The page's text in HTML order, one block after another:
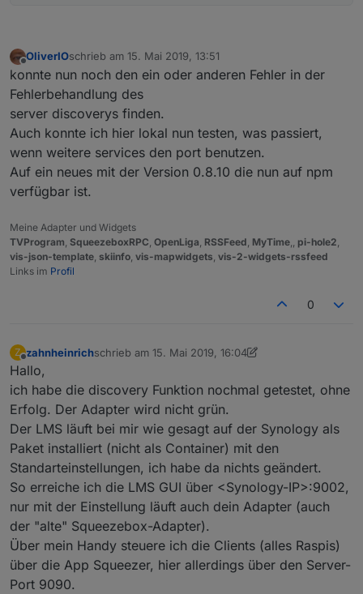
Offline
OliverIOschrieb am 15. Mai 2019, 13:51
zuletzt editiert von
konnte nun noch den ein oder anderen Fehler in der
Fehlerbehandlung des
server discoverys finden.
Auch konnte ich hier lokal nun testen, was passiert,
wenn weitere services den port benutzen.
Auf ein neues mit der Version 0.8.10 die nun auf npm
verfügbar ist.
Meine Adapter und Widgets
TVProgram, SqueezeboxRPC, OpenLiga, RSSFeed, MyTime,, pi-hole2,
vis-json-template, skiinfo, vis-mapwidgets, vis-2-widgets-rssfeed
Links im Profil
0
Z
Offline
zahnheinrichschrieb am 15. Mai 2019, 16:04
zuletzt editiert von zahnheinrich
Hallo,
ich habe die discovery Funktion nochmal getestet, ohne
Erfolg. Der Adapter wird nicht grün.
Der LMS läuft bei mir wie gesagt auf der Synology als
Paket installiert (nicht als Container) mit den
Standarteinstellungen, ich habe da nichts geändert.
So erreiche ich die LMS GUI über <Synology-IP>:9002,
nur mit der Einstellung läuft auch dein Adapter (auch
der "alte" Squeezebox-Adapter).
Über mein Handy steuere ich die Clients (alles Raspis)
über die App Squeezer, hier allerdings über den Server-
Port 9090.